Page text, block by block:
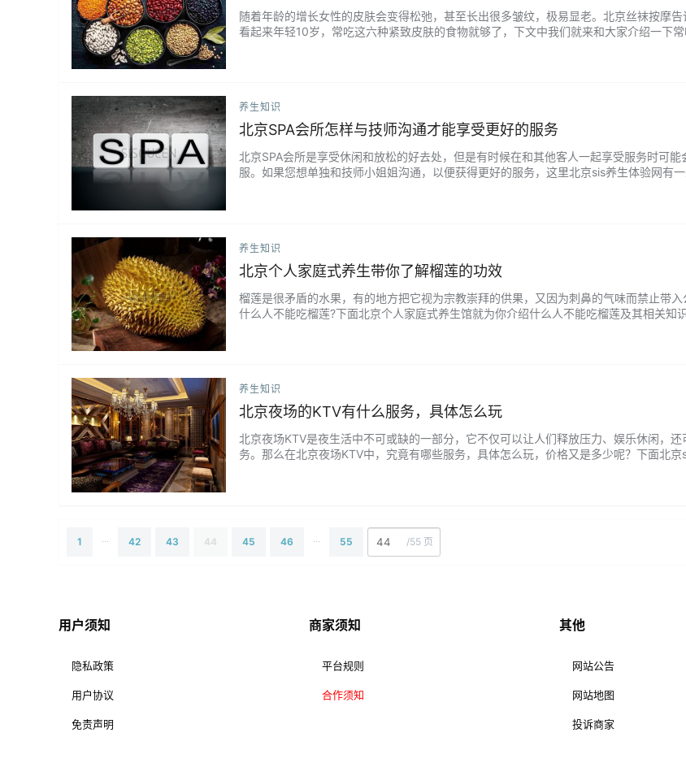
随着年龄的增长女性的皮肤会变得松弛，甚至长出很多皱纹，极易显老。北京丝袜按摩
看起来年轻10岁，常吃这六种紧致皮肤的食物就够了，下文中我们就来和大家介绍一下常
养生知识
北京SPA会所怎样与技师沟通才能享受更好的服务
北京SPA会所是享受休闲和放松的好去处，但是有时候在和其他客人一起享受服务时可能
服。如果您想单独和技师小姐姐沟通，以便获得更好的服务，这里北京sis养生体验网有
养生知识
北京个人家庭式养生带你了解榴莲的功效
榴莲是很矛盾的水果，有的地方把它视为宗教崇拜的供果，又因为刺鼻的气味而禁止带入
什么人不能吃榴莲?下面北京个人家庭式养生馆就为你介绍什么人不能吃榴莲及其相关知
养生知识
北京夜场的KTV有什么服务，具体怎么玩
北京夜场KTV是夜生活中不可或缺的一部分，它不仅可以让人们释放压力、娱乐休闲，还
务。那么在北京夜场KTV中，究竟有哪些服务，具体怎么玩，价格又是多少呢？下面北京
1 42 43 44 45 46 55 /55 页
用户须知
隐私政策
用户协议
免责声明
商家须知
平台规则
合作须知
其他
网站公告
网站地图
投诉商家